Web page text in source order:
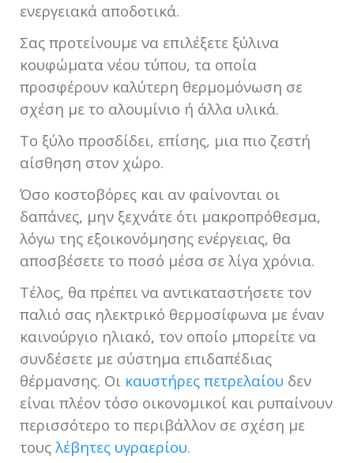
ενεργειακά αποδοτικά.
Σας προτείνουμε να επιλέξετε ξύλινα
κουφώματα νέου τύπου, τα οποία
προσφέρουν καλύτερη θερμομόνωση σε
σχέση με το αλουμίνιο ή άλλα υλικά.
Το ξύλο προσδίδει, επίσης, μια πιο ζεστή
αίσθηση στον χώρο.
Όσο κοστοβόρες και αν φαίνονται οι
δαπάνες, μην ξεχνάτε ότι μακροπρόθεσμα,
λόγω της εξοικονόμησης ενέργειας, θα
αποσβέσετε το ποσό μέσα σε λίγα χρόνια.
Τέλος, θα πρέπει να αντικαταστήσετε τον
παλιό σας ηλεκτρικό θερμοσίφωνα με έναν
καινούργιο ηλιακό, τον οποίο μπορείτε να
συνδέσετε με σύστημα επιδαπέδιας
θέρμανσης. Οι καυστήρες πετρελαίου δεν
είναι πλέον τόσο οικονομικοί και ρυπαίνουν
περισσότερο το περιβάλλον σε σχέση με
τους λέβητες υγραερίου.